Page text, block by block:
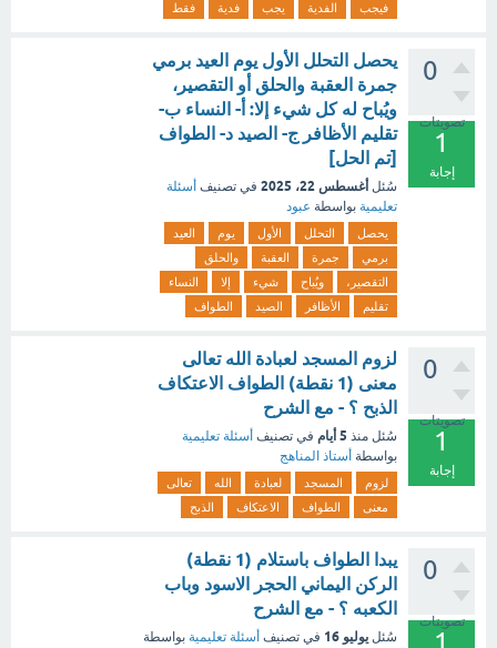
فيجب
الفدية يجب فدية فقط
0
تصويتات
1
إجابة
يحصل التحلل الأول يوم العيد برمي
جمرة العقبة والحلق أو التقصير،
ويُباح له كل شيء إلا: أ- النساء ب-
تقليم الأظافر ج- الصيد د- الطواف
[تم الحل]
سُئل أغسطس 22، 2025 في تصنيف أسئلة
تعليمية بواسطة عبود
يحصل التحلل الأول يوم
العيد
برمي
جمرة العقبة
والحلق
التقصير،
ويُباح شيء إلا
النساء
تقليم
الأظافر الصيد الطواف
0
تصويتات
1
إجابة
لزوم المسجد لعبادة الله تعالى
معنى (1 نقطة) الطواف الاعتكاف
الذبح ؟ - مع الشرح
سُئل منذ 5 أيام في تصنيف أسئلة تعليمية
بواسطة أستاذ المناهج
لزوم المسجد لعبادة الله
تعالى
معنى
الطواف الاعتكاف الذبح
0
تصويتات
يبدا الطواف باستلام (1 نقطة)
الركن اليماني الحجر الاسود وباب
الكعبه ؟ - مع الشرح
سُئل يوليو 16 في تصنيف أسئلة تعليمية بواسطة